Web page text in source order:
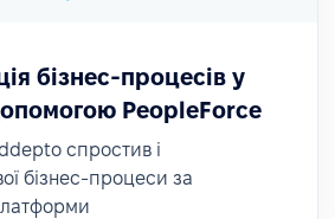
бізнес-процесів у
PeopleForce
спростив і
бізнес-процеси за